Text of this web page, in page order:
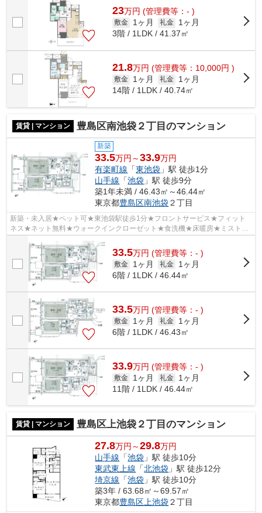
23万円 (管理費等：- )
敷金 1ヶ月 礼金
1ヶ月
3階 / 1LDK / 41.37㎡
21.8万円 (管理費等：10,000円 )
敷金 1ヶ月 礼金
1ヶ月
14階 / 1LDK / 40.74㎡
賃貸 | マンション 豊島区南池袋２丁目のマンション
新築
33.5万円～33.9万円
有楽町線 「東池袋 」駅 徒歩1分
山手線 「池袋 」駅 徒歩9分
築1年未満 / 46.43㎡～46.44㎡
東京都豊島区南池袋２丁目
新築・未入居★ペット可★東池袋駅徒歩1分★フロントサービス★フィット
ネス★ネット無料★ウォークインクローゼット★食洗機★床暖房★ミストサ
33.5万円 (管理費等：- )
敷金 1ヶ月 礼金
1ヶ月
6階 / 1LDK / 46.44㎡
33.5万円 (管理費等：- )
敷金 1ヶ月 礼金
1ヶ月
6階 / 1LDK / 46.43㎡
33.9万円 (管理費等：- )
敷金 1ヶ月 礼金
1ヶ月
11階 / 1LDK / 46.44㎡
賃貸 | マンション 豊島区上池袋２丁目のマンション
27.8万円～29.8万円
山手線 「池袋 」駅 徒歩10分
東武東上線 「北池袋 」駅 徒歩12分
埼京線 「池袋 」駅 徒歩10分
築3年 / 63.68㎡～69.57㎡
東京都豊島区上池袋２丁目